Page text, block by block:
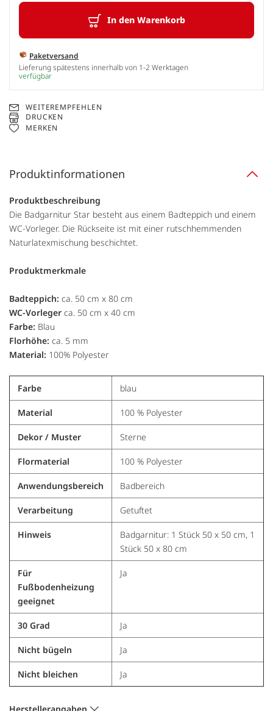
In den Warenkorb
Paketversand
Lieferung spätestens innerhalb von 1-2 Werktagen
verfügbar
WEITEREMPFEHLEN
DRUCKEN
MERKEN
Produktinformationen
Produktbeschreibung
Die Badgarnitur Star besteht aus einem Badteppich und einem
WC-Vorleger. Die Rückseite ist mit einer rutschhemmenden
Naturlatexmischung beschichtet.
Produktmerkmale
Badteppich: ca. 50 cm x 80 cm
WC-Vorleger ca. 50 cm x 40 cm
Farbe: Blau
Florhöhe: ca. 5 mm
Material: 100% Polyester
Farbe blau
Material 100 % Polyester
Dekor / Muster Sterne
Flormaterial 100 % Polyester
Anwendungsbereich Badbereich
Verarbeitung Getuftet
Hinweis
Badgarnitur: 1 Stück 50 x 50 cm, 1
Stück 50 x 80 cm
Für
Fußbodenheizung
geeignet
Ja
30 Grad Ja
Nicht bügeln Ja
Nicht bleichen Ja
Herstellerangaben